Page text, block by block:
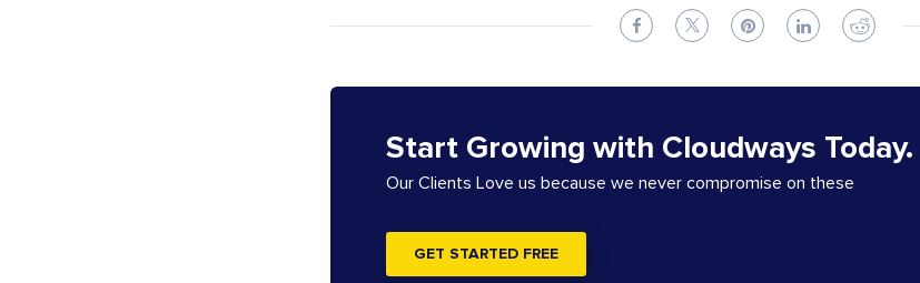
Start Growing with Cloudways Today.
Our Clients Love us because we never compromise on these
GET STARTED FREE